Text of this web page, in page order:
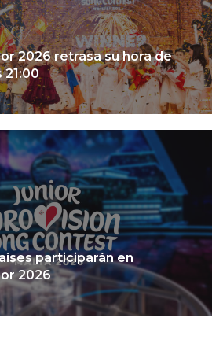
2026 retrasa su hora de
21:00
participarán en
2026